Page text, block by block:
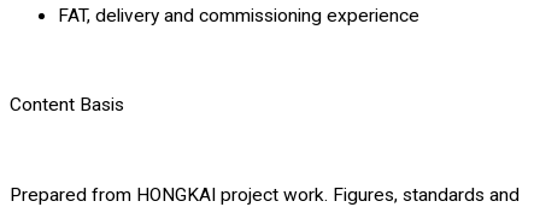
FAT, delivery and commissioning experience
Content Basis
Prepared from HONGKAI project work. Figures, standards and